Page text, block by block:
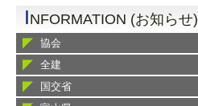
INFORMATION (お知らせ)
協会
全建
国交省